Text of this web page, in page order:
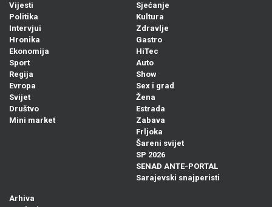
Vijesti
Politika
Intervjui
Hronika
Ekonomija
Sport
Regija
Evropa
Svijet
Društvo
Mini market
Sjećanje
Kultura
Zdravlje
Gastro
HiTec
Auto
Show
Sex i grad
Žena
Estrada
Zabava
Frljoka
Šareni svijet
SP 2026
SENAD ANTE-PORTAL
Sarajevski snajperisti
Arhiva